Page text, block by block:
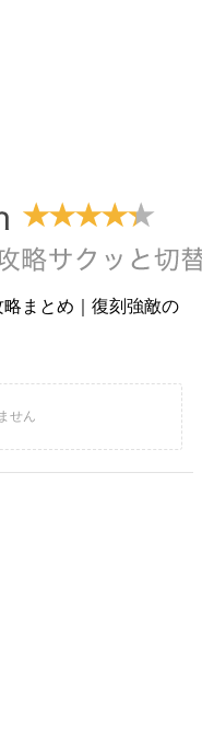
略まとめ｜復刻強敵の